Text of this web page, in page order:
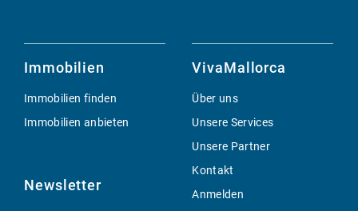
Immobilien
Immobilien finden
Immobilien anbieten
Newsletter
VivaMallorca
Über uns
Unsere Services
Unsere Partner
Kontakt
Anmelden